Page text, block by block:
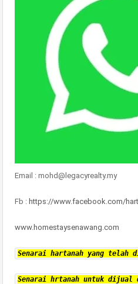
Email : mohd@legacyrealty.my
Fb : https://www.facebook.com/
www.homestaysenawang.com
Senarai hartanah yang telah
Senarai hrtanah untuk dijual